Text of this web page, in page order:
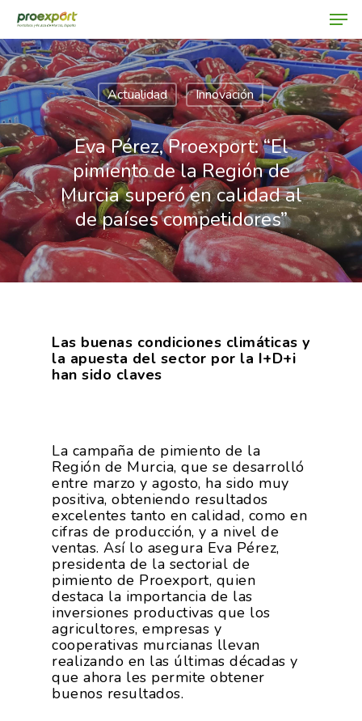
Hit enter to search or ESC to close
Actualidad Innovación
Eva Pérez, Proexport: “El
pimiento de la Región de
Murcia superó en calidad al
de países competidores”
Las buenas condiciones climáticas y
la apuesta del sector por la I+D+i
han sido claves
La campaña de pimiento de la
Región de Murcia, que se desarrolló
entre marzo y agosto, ha sido muy
positiva, obteniendo resultados
excelentes tanto en calidad, como en
cifras de producción, y a nivel de
ventas. Así lo asegura Eva Pérez,
presidenta de la sectorial de
pimiento de Proexport, quien
destaca la importancia de las
inversiones productivas que los
agricultores, empresas y
cooperativas murcianas llevan
realizando en las últimas décadas y
que ahora les permite obtener
buenos resultados.